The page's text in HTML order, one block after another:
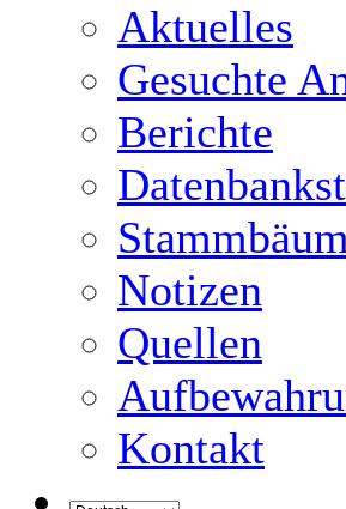
Aktuelles
Gesuchte
Berichte
Notizen
Quellen
Kontakt